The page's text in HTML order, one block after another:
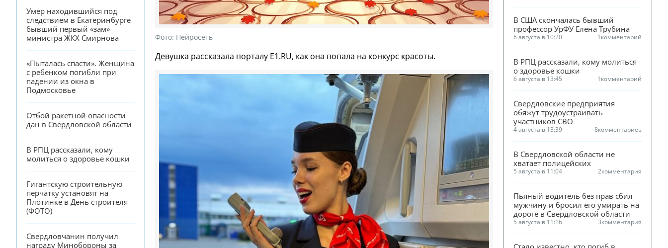
Умер находившийся под
следствием в Екатеринбурге
бывший первый «зам»
министра ЖКХ Смирнова
«Пыталась спасти». Женщина
с ребенком погибли при
падении из окна в
Подмосковье
Отбой ракетной опасности
дан в Свердловской области
В РПЦ рассказали, кому
молиться о здоровье кошки
Гигантскую строительную
перчатку установят на
Плотинке в День строителя
(ФОТО)
Свердловчанин получил
награду Минобороны за
Фото: Нейросеть
Девушка рассказала порталу E1.RU, как она попала на конкурс красоты.
В США скончалась бывший
профессор УрФУ Елена Трубина
6 августа в 10:20 1комментарий
В РПЦ рассказали, кому молиться
о здоровье кошки
6 августа в 13:45 1комментарий
Свердловские предприятия
обяжут трудоустраивать
участников СВО
4 августа в 13:39 8комментариев
В Свердловской области не
хватает полицейских
5 августа в 11:04 2комментария
Пьяный водитель без прав сбил
мужчину и бросил его умирать на
дороге в Свердловской области
5 августа в 11:16 3комментария